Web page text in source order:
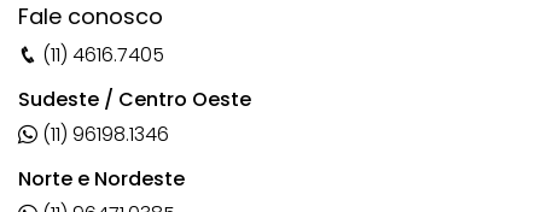
Fale conosco
(11) 4616.7405
Sudeste / Centro Oeste
(11) 96198.1346
Norte e Nordeste